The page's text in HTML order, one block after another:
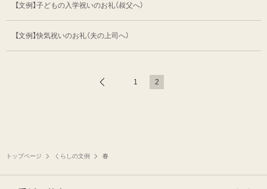
【文例】子どもの入学祝いのお礼（叔父へ）
【文例】快気祝いのお礼（夫の上司へ）
1 2
トップページ くらしの文例 春